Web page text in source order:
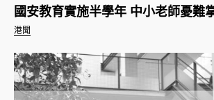
港聞
國安教育實施半學年 中小老師憂難